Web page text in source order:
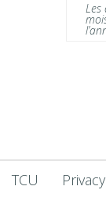
Les
TCU